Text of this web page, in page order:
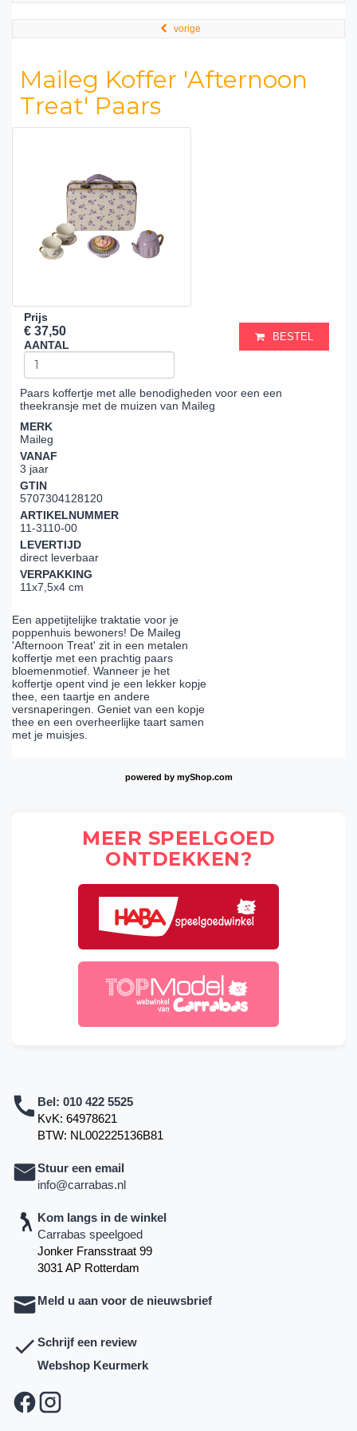
vorige
Maileg Koffer 'Afternoon
Treat' Paars
Prijs
€ 37,50
AANTAL
BESTEL
Paars koffertje met alle benodigheden voor een een
theekransje met de muizen van Maileg
MERK
Maileg
VANAF
3 jaar
GTIN
5707304128120
ARTIKELNUMMER
11-3110-00
LEVERTIJD
direct leverbaar
VERPAKKING
11x7,5x4 cm
Een appetijtelijke traktatie voor je
poppenhuis bewoners! De Maileg
'Afternoon Treat' zit in een metalen
koffertje met een prachtig paars
bloemenmotief. Wanneer je het
koffertje opent vind je een lekker kopje
thee, een taartje en andere
versnaperingen. Geniet van een kopje
thee en een overheerlijke taart samen
met je muisjes.
powered by myShop.com
MEER SPEELGOED
ONTDEKKEN?
Bel: 010 422 5525
KvK: 64978621
BTW: NL002225136B81
Stuur een email
info@carrabas.nl
Kom langs in de winkel
Carrabas speelgoed
Jonker Fransstraat 99
3031 AP Rotterdam
Meld u aan voor de nieuwsbrief
Schrijf een review
Webshop Keurmerk